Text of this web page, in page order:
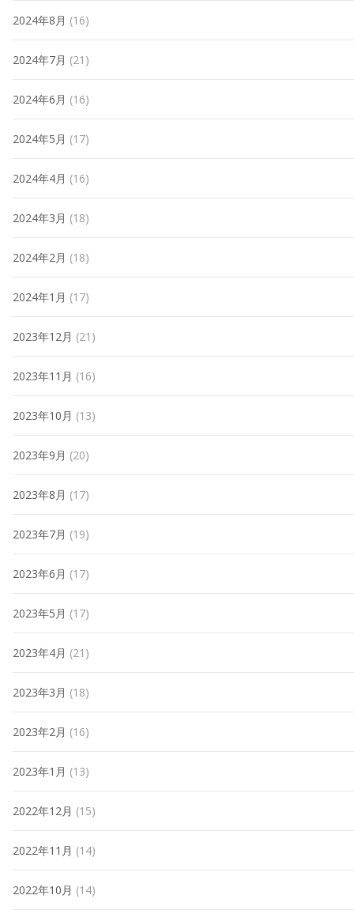
2024年8月 (16)
2024年7月 (21)
2024年6月 (16)
2024年5月 (17)
2024年4月 (16)
2024年3月 (18)
2024年2月 (18)
2024年1月 (17)
2023年12月 (21)
2023年11月 (16)
2023年10月 (13)
2023年9月 (20)
2023年8月 (17)
2023年7月 (19)
2023年6月 (17)
2023年5月 (17)
2023年4月 (21)
2023年3月 (18)
2023年2月 (16)
2023年1月 (13)
2022年12月 (15)
2022年11月 (14)
2022年10月 (14)